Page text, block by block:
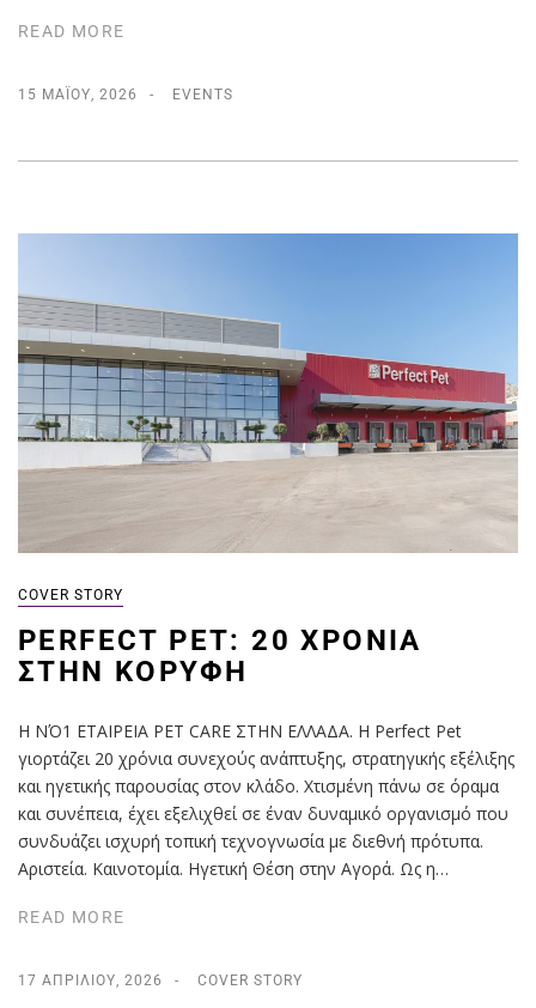
READ MORE
15 ΜΑΪ́ΟΥ, 2026 EVENTS
COVER STORY
PERFECT PET: 20 ΧΡΌΝΙΑ
ΣΤΗΝ ΚΟΡΥΦΉ
Η ΝΌ1 ΕΤΑΙΡΕΙΑ PET CARE ΣΤΗΝ ΕΛΛΑΔΑ. Η Perfect Pet
γιορτάζει 20 χρόνια συνεχούς ανάπτυξης, στρατηγικής εξέλιξης
και ηγετικής παρουσίας στον κλάδο. Χτισμένη πάνω σε όραμα
και συνέπεια, έχει εξελιχθεί σε έναν δυναμικό οργανισμό που
συνδυάζει ισχυρή τοπική τεχνογνωσία με διεθνή πρότυπα.
Αριστεία. Καινοτομία. Ηγετική Θέση στην Αγορά. Ως η…
READ MORE
17 ΑΠΡΙΛΊΟΥ, 2026 COVER STORY